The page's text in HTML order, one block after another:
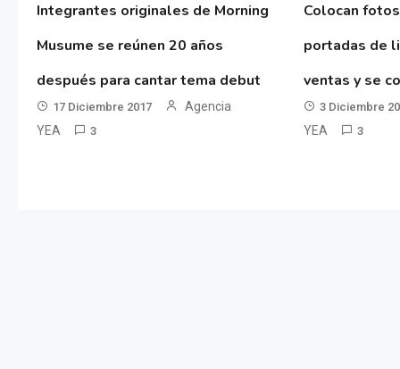
Integrantes originales de Morning
Musume se reúnen 20 años
después para cantar tema debut
17 Diciembre 2017
Agencia
YEA
3
Colocan
portadas de
ventas y se
3 Diciembre
YEA
3